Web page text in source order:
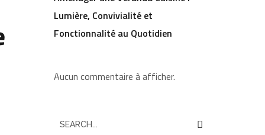
Lumière, Convivialité et
Fonctionnalité au Quotidien
Aucun commentaire à afficher.